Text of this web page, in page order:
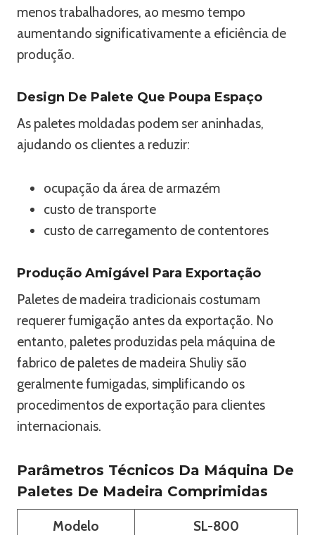
menos trabalhadores, ao mesmo tempo
aumentando significativamente a eficiência de
produção.
Design De Palete Que Poupa Espaço
As paletes moldadas podem ser aninhadas,
ajudando os clientes a reduzir:
ocupação da área de armazém
custo de transporte
custo de carregamento de contentores
Produção Amigável Para Exportação
Paletes de madeira tradicionais costumam
requerer fumigação antes da exportação. No
entanto, paletes produzidas pela máquina de
fabrico de paletes de madeira Shuliy são
geralmente fumigadas, simplificando os
procedimentos de exportação para clientes
internacionais.
Parâmetros Técnicos Da Máquina De
Paletes De Madeira Comprimidas
Modelo SL-800